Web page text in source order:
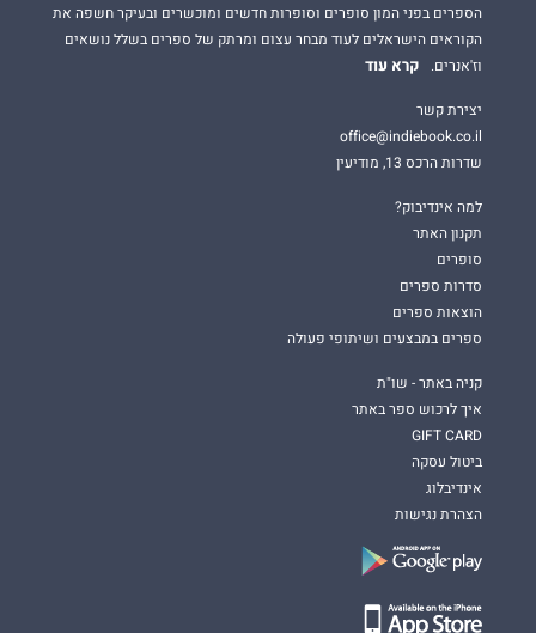
הספרים בפני המון סופרים וסופרות חדשים ומוכשרים ובעיקר חשפה את
הקוראים הישראלים לעוד מבחר עצום ומרתק של ספרים בשלל נושאים
וז'אנרים.
קרא עוד
יצירת קשר
office@indiebook.co.il
שדרות הרכס 13, מודיעין
למה אינדיבוק?
תקנון האתר
סופרים
סדרות ספרים
הוצאות ספרים
ספרים במבצעים ושיתופי פעולה
קניה באתר - שו"ת
איך לרכוש ספר באתר
GIFT CARD
ביטול עסקה
אינדיבלוג
הצהרת נגישות